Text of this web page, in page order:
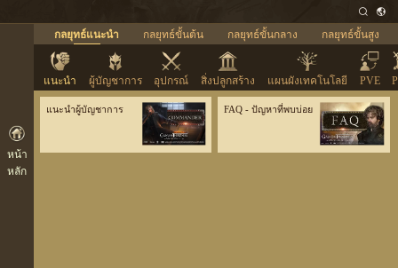
หน้า
หลัก
กลยุทธ์แนะนำ กลยุทธ์ขั้นต้น กลยุทธ์ขั้นกลาง กลยุทธ์ขั้นสูง
แนะนำ ผู้บัญชาการ อุปกรณ์ สิ่งปลูกสร้าง แผนผังเทคโนโลยี PVE
แนะนำผู้บัญชาการ FAQ - ปัญหาที่พบบ่อย